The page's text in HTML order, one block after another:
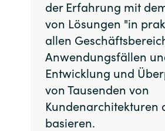
der Erfahrung mit
von Lösungen "in
allen
Anwendungsfällen
Entwicklung und
von Tausenden von
Kundenarchitekturen
basieren.